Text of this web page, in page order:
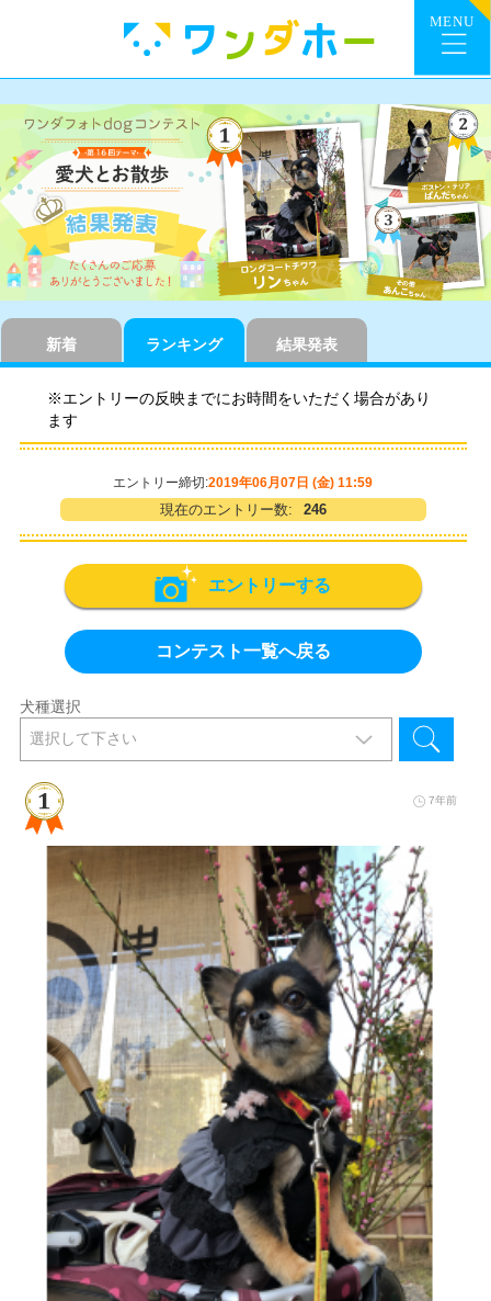
新着 ランキング 結果発表
※エントリーの反映までにお時間をいただく場合があり
ます
エントリー締切:2019年06月07日 (金) 11:59
現在のエントリー数: 246
エントリーする
コンテスト一覧へ戻る
犬種選択
7年前